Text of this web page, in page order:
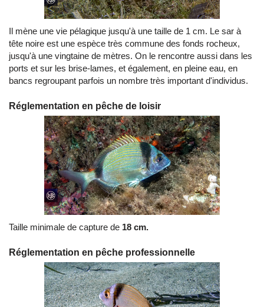
Il mène une vie pélagique jusqu'à une taille de 1 cm. Le sar à
tête noire est une espèce très commune des fonds rocheux,
jusqu'à une vingtaine de mètres. On le rencontre aussi dans les
ports et sur les brise-lames, et également, en pleine eau, en
bancs regroupant parfois un nombre très important d'individus.
Réglementation en pêche de loisir
Taille minimale de capture de 18 cm.
Réglementation en pêche professionnelle